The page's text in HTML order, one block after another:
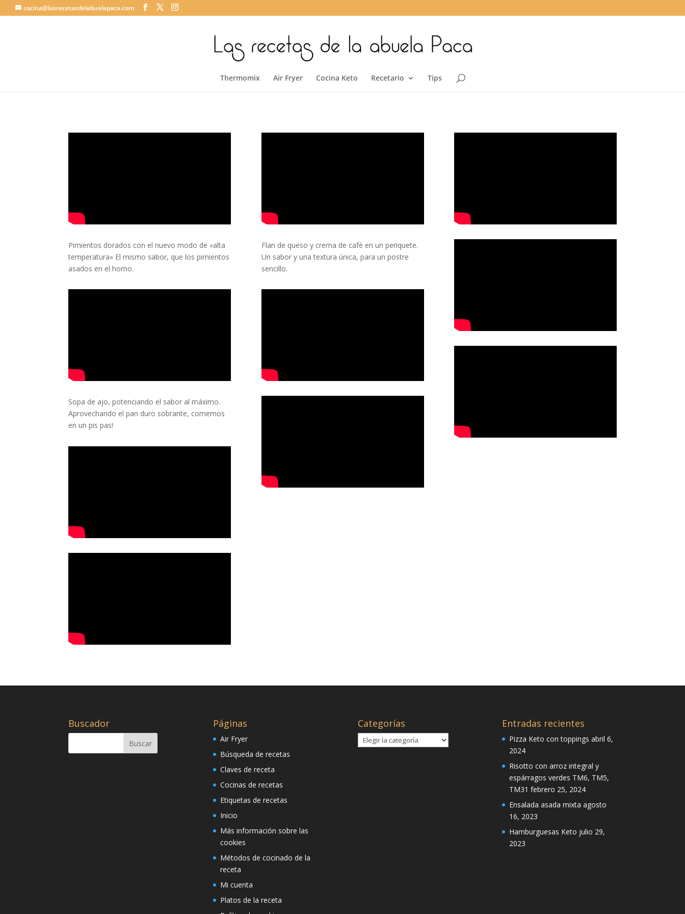
cocina@lasrecetasdelabuelapaca.com
Thermomix Air Fryer Cocina Keto Recetario Tips
Pimientos dorados con el nuevo modo de «alta
temperatura» El mismo sabor, que los pimientos
asados en el horno.
Sopa de ajo, potenciando el sabor al máximo.
Aprovechando el pan duro sobrante, comemos
en un pis pas!
Flan de queso y crema de café en un periquete.
Un sabor y una textura única, para un postre
sencillo.
Buscador Páginas
Air Fryer
Búsqueda de recetas
Claves de receta
Cocinas de recetas
Etiquetas de recetas
Inicio
Más información sobre las
cookies
Métodos de cocinado de la
receta
Mi cuenta
Platos de la receta
Categorías
Categorías
Entradas recientes
Pizza Keto con toppings abril 6,
2024
Risotto con arroz integral y
espárragos verdes TM6, TM5,
TM31 febrero 25, 2024
Ensalada asada mixta agosto
16, 2023
Hamburguesas Keto julio 29,
2023